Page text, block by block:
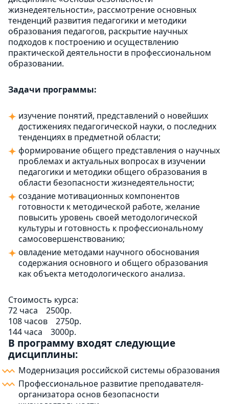
жизнедеятельности», рассмотрение основных
тенденций развития педагогики и методики
образования педагогов, раскрытие научных
подходов к построению и осуществлению
практической деятельности в профессиональном
образовании.
Задачи программы:
изучение понятий, представлений о новейших
достижениях педагогической науки, о последних
тенденциях в предметной области;
формирование общего представления о научных
проблемах и актуальных вопросах в изучении
педагогики и методики общего образования в
области безопасности жизнедеятельности;
создание мотивационных компонентов
готовности к методической работе, желание
повысить уровень своей методологической
культуры и готовность к профессиональному
самосовершенствованию;
овладение методами научного обоснования
содержания основного и общего образования
как объекта методологического анализа.
Стоимость курса:
72 часа
2500р.
108 часов
2750р.
144 часа
3000р.
В программу входят следующие
дисциплины:
Модернизация российской системы образования
Профессиональное развитие преподавателя-
организатора основ безопасности